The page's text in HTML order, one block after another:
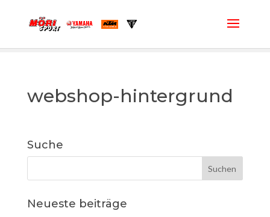
webshop-hintergrund
Suche
Neueste beiträge